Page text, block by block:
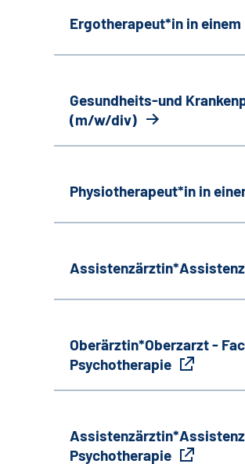
Ergotherapeut*in in
Gesundheits-und
(m/w/div)
Physiotherapeut*in in
Oberärztin*Oberzarzt -
Psychotherapie
Psychotherapie